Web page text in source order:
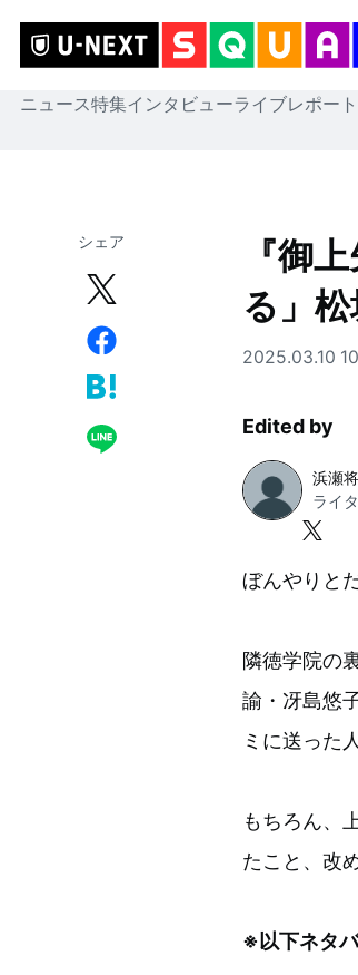
ニュース特集インタビューライブレポート
シェア
『御
る」
2025.03.10
Edited by
浜瀬
ライ
ぼんやりと
隣徳学院の
諭・冴島悠
ミに送った
もちろん、
たこと、改
※以下ネタ